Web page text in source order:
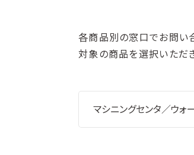
各商品別の窓口でお問い
対象の商品を選択いただ